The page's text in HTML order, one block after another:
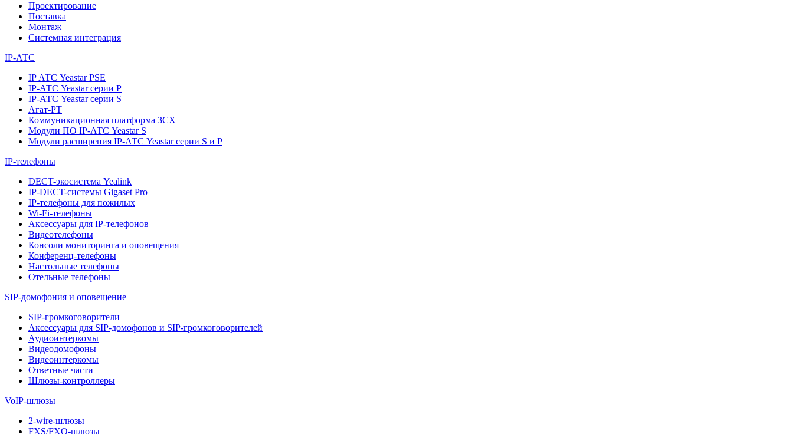
Проектирование
Поставка
Монтаж
Системная интеграция
IP-АТС
IP АТС Yeastar PSE
IP-АТС Yeastar серии P
IP-АТС Yeastar серии S
Агат-РТ
Коммуникационная платформа 3CX
Модули ПО IP-АТС Yeastar S
Модули расширения IP-АТС Yeastar серии S и P
IP-телефоны
DECT-экосистема Yealink
IP-DECT-системы Gigaset Pro
IP-телефоны для пожилых
Wi-Fi-телефоны
Аксессуары для IP-телефонов
Видеотелефоны
Консоли мониторинга и оповещения
Конференц-телефоны
Настольные телефоны
Отельные телефоны
SIP-домофония и оповещение
SIP-громкоговорители
Аксессуары для SIP-домофонов и SIP-громкоговорителей
Аудиоинтеркомы
Видеодомофоны
Видеоинтеркомы
Ответные части
Шлюзы-контроллеры
VoIP-шлюзы
2-wire-шлюзы
FXS/FXO-шлюзы